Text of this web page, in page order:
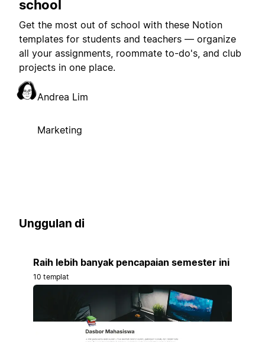
school
Get the most out of school with these Notion
templates for students and teachers — organize
all your assignments, roommate to-do's, and club
projects in one place.
Andrea Lim
Marketing
Unggulan di
Raih lebih banyak pencapaian semester ini
10 templat